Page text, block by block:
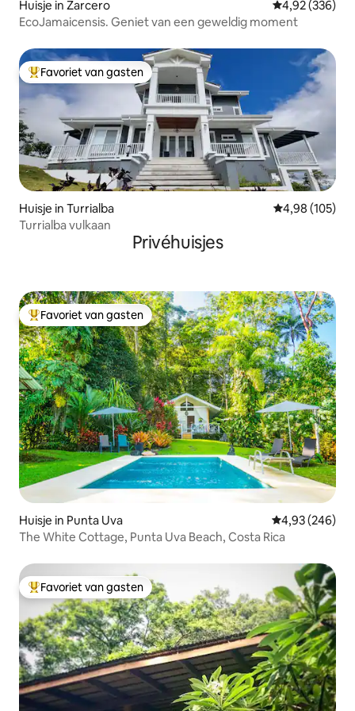
Huisje in Zarcero Gemiddelde
4,92 (336)
EcoJamaicensis. Geniet van een geweldig moment
Topfavoriet van gasten
Favoriet van gasten
Huisje in Turrialba Gemiddelde
4,98 (105)
Turrialba vulkaan
Privéhuisjes
Topfavoriet van gasten
Favoriet van gasten
Huisje in Punta Uva Gemiddelde
4,93 (246)
The White Cottage, Punta Uva Beach, Costa Rica
Topfavoriet van gasten
Favoriet van gasten